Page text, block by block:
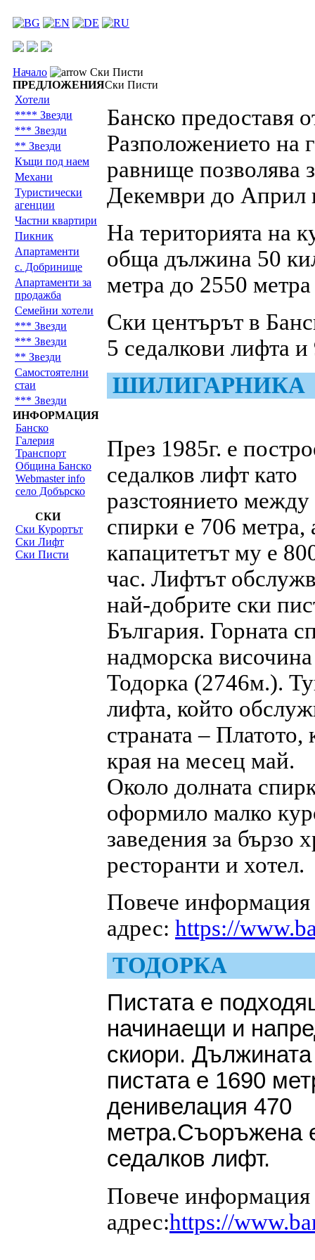
Начало
Ски Писти
ПРЕДЛОЖЕНИЯ
Хотели
**** Звезди
*** Звезди
** Звезди
Къщи под наем
Механи
Туристически
агенции
Частни квартири
Пикник
Апартаменти
с. Добринище
Апартаменти за
продажба
Семейни хотели
*** Звезди
*** Звезди
** Звезди
Самостоятелни
стаи
*** Звезди
ИНФОРМАЦИЯ
Банско
Галерия
Транспорт
Община Банско
Webmaster info
село Добърско
СКИ
Ски Курортът
Ски Лифт
Ски Писти
Ски Писти
Банско предоставя
Разположението на
равнище позволява
Декември до Април
На територията на
обща дължина 50
метра до 2550
Ски центърът в
5 седалкови лифта и
ШИЛИГАРНИКА
През 1985г. е
седалков лифт като
разстоянието
спирки е 706 метра,
капацитетът му е
час. Лифтът
най-добрите ски
България. Горната
надморска
Тодорка (2746м.).
лифта, който
страната –
края на месец май.
Около долната
оформило малко
заведения за бързо
ресторанти и хотел.
Повече информация
адрес: https://
ТОДОРКА
Пистата е
начинаещи и
скиори.
пистата е 1690
денивелация 470
метра.Съоръжена
седалков лифт.
Повече информация
адрес:https://